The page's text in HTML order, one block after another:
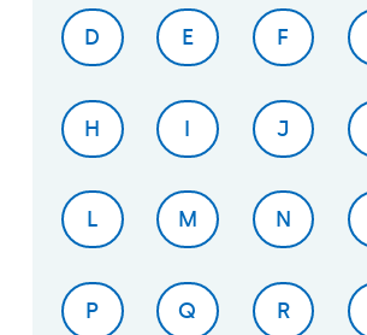
D E F
H I J
L M N
P Q R